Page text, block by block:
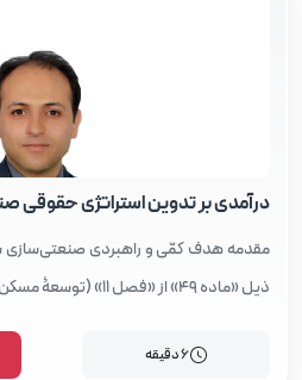
درآمدی بر تدوین استراتژی حقوقی
ذیل «ماده 49» از «فصل 11» (توسعۀ مسکن) در لایحۀ قانونی برنامه ه . . .
6 دقیقه